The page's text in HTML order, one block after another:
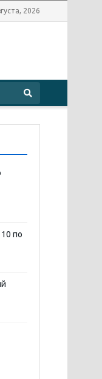
2026
по